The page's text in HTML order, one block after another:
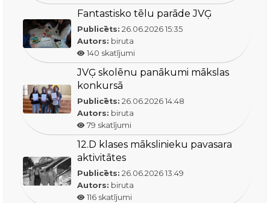
Fantastisko tēlu parāde JVĢ
Publicēts: 26.06.2026 15:35
Autors: biruta
140 skatījumi
JVĢ skolēnu panākumi mākslas
konkursā
Publicēts: 26.06.2026 14:48
Autors: biruta
79 skatījumi
12.D klases mākslinieku pavasara
aktivitātes
Publicēts: 26.06.2026 13:49
Autors: biruta
116 skatījumi